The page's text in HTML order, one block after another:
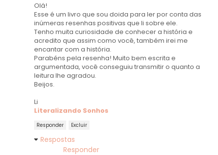
Olá!
Esse é um livro que sou doida para ler por conta das
inúmeras resenhas positivas que li sobre ele.
Tenho muita curiosidade de conhecer a história e
acredito que assim como você, também irei me
encantar com a história.
Parabéns pela resenha! Muito bem escrita e
argumentada, você conseguiu transmitir o quanto a
leitura lhe agradou.
Beijos.
Li
Literalizando Sonhos
Responder Excluir
Respostas
Responder